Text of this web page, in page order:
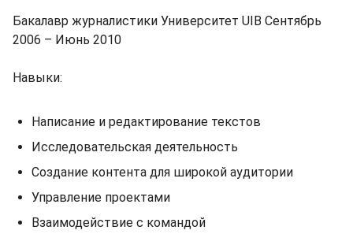
Бакалавр журналистики Университет UIB Сентябрь
2006 – Июнь 2010
Навыки:
Написание и редактирование текстов
Исследовательская деятельность
Создание контента для широкой аудитории
Управление проектами
Взаимодействие с командой